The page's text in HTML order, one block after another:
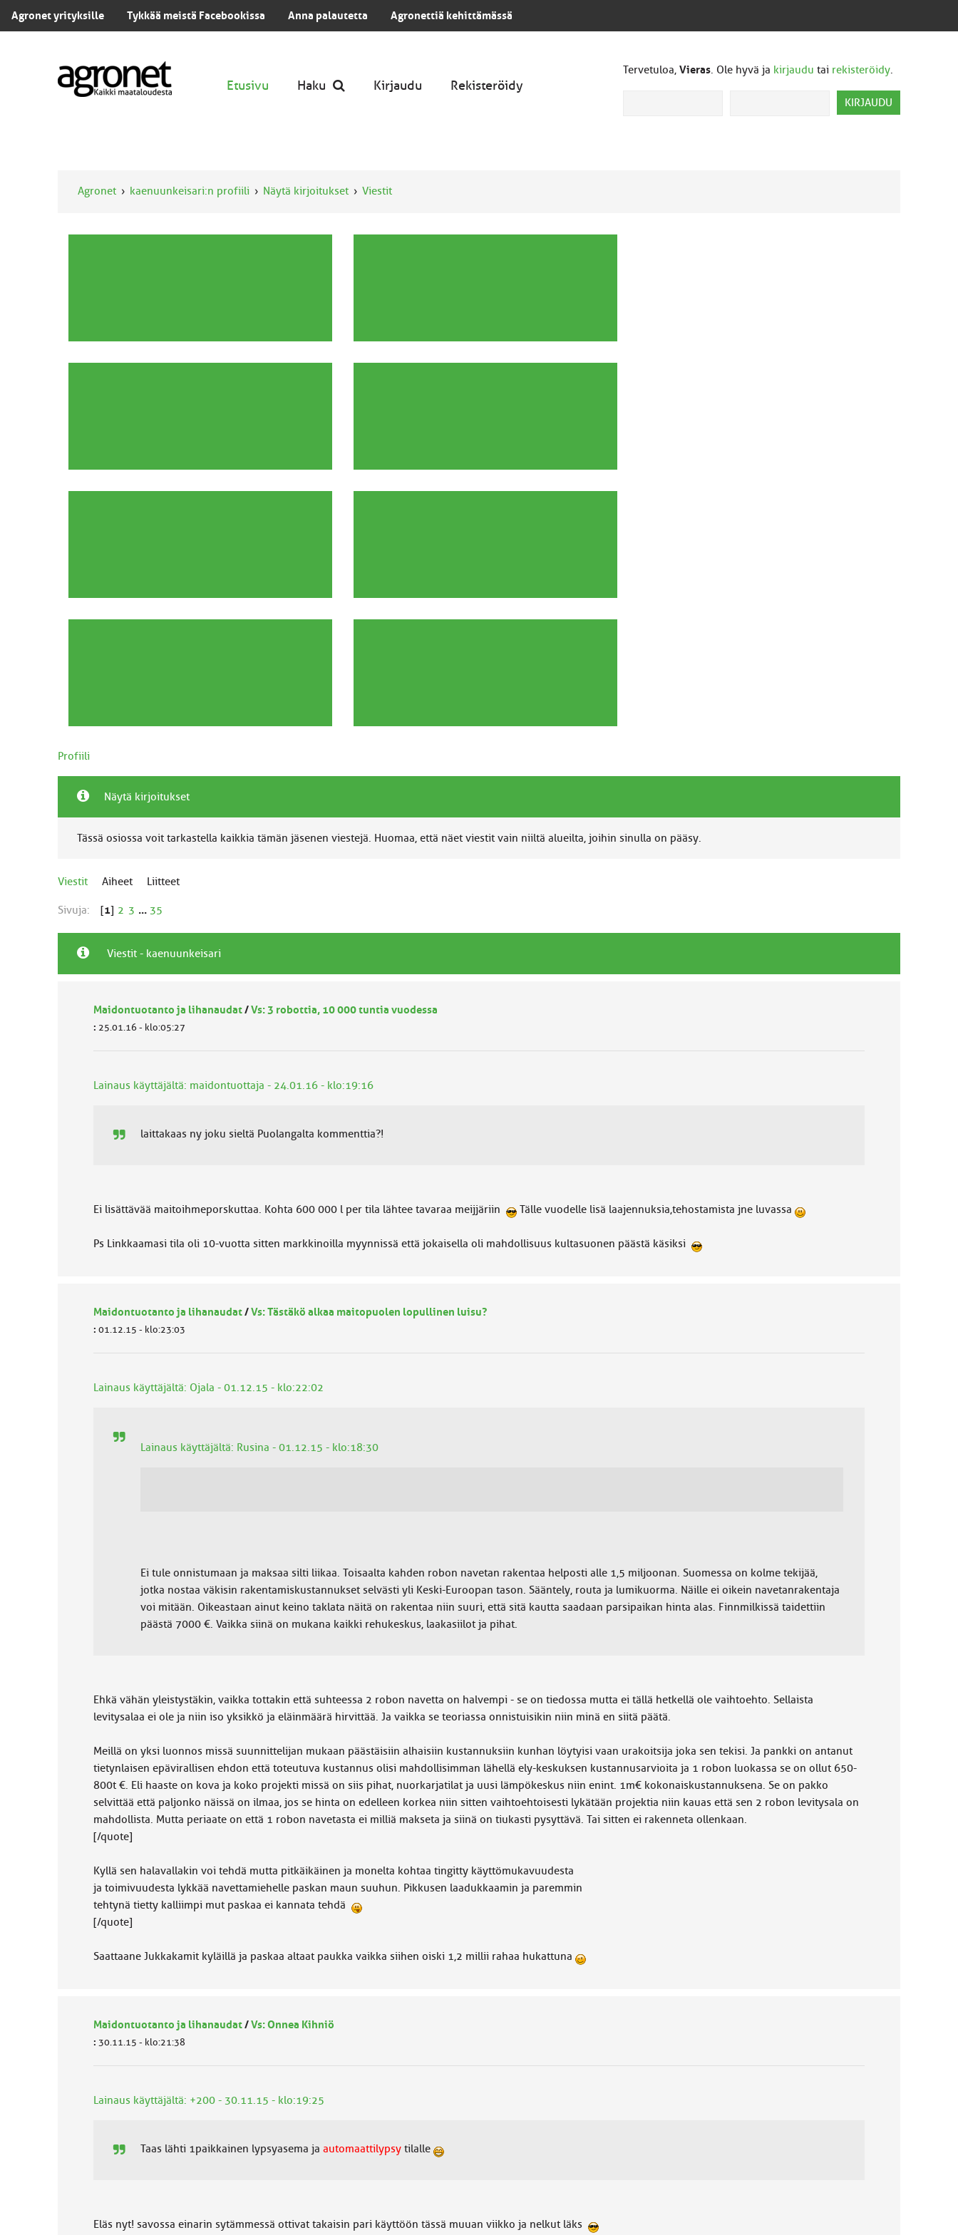
Agronet yrityksille Tykkää meistä Facebookissa Anna palautetta Agronettiä kehittämässä
Tervetuloa,Vieras. Ole hyvä ja kirjaudu tai rekisteröidy.
Etusivu Haku Kirjaudu Rekisteröidy
Agronet kaenuunkeisari:n profiili Näytä kirjoitukset Viestit
Profiili
Näytä kirjoitukset
Tässä osiossa voit tarkastella kaikkia tämän jäsenen viestejä. Huomaa, että näet viestit vain niiltä alueilta, joihin sinulla on pääsy.
Viestit Aiheet Liitteet
Sivuja: [1] 2 3 ... 35
Viestit - kaenuunkeisari
Maidontuotanto ja lihanaudat/Vs: 3 robottia, 10 000 tuntia vuodessa
: 25.01.16 - klo:05:27
Lainaus käyttäjältä: maidontuottaja - 24.01.16 - klo:19:16
laittakaas ny joku sieltä Puolangalta kommenttia?!
Ei lisättävää maitoihmeporskuttaa. Kohta 600 000 l per tila lähtee tavaraa meijjäriin Tälle vuodelle lisä laajennuksia,tehostamista jne luvassa
Ps Linkkaamasi tila oli 10-vuotta sitten markkinoilla myynnissä että jokaisella oli mahdollisuus kultasuonen päästä käsiksi
Maidontuotanto ja lihanaudat/Vs: Tästäkö alkaa maitopuolen lopullinen luisu?
: 01.12.15 - klo:23:03
Lainaus käyttäjältä: Ojala - 01.12.15 - klo:22:02
Lainaus käyttäjältä: Rusina - 01.12.15 - klo:18:30
Ei tule onnistumaan ja maksaa silti liikaa. Toisaalta kahden robon navetan rakentaa helposti alle 1,5 miljoonan. Suomessa on kolme tekijää,
jotka nostaa väkisin rakentamiskustannukset selvästi yli Keski-Euroopan tason. Sääntely, routa ja lumikuorma. Näille ei oikein navetanrakentaja
voi mitään. Oikeastaan ainut keino taklata näitä on rakentaa niin suuri, että sitä kautta saadaan parsipaikan hinta alas. Finnmilkissä taidettiin
päästä 7000 €. Vaikka siinä on mukana kaikki rehukeskus, laakasiilot ja pihat.
Ehkä vähän yleistystäkin, vaikka tottakin että suhteessa 2 robon navetta on halvempi - se on tiedossa mutta ei tällä hetkellä ole vaihtoehto. Sellaista
levitysalaa ei ole ja niin iso yksikkö ja eläinmäärä hirvittää. Ja vaikka se teoriassa onnistuisikin niin minä en siitä päätä.
Meillä on yksi luonnos missä suunnittelijan mukaan päästäisiin alhaisiin kustannuksiin kunhan löytyisi vaan urakoitsija joka sen tekisi. Ja pankki on antanut
tietynlaisen epävirallisen ehdon että toteutuva kustannus olisi mahdollisimman lähellä ely-keskuksen kustannusarvioita ja 1 robon luokassa se on ollut 650-
800t €. Eli haaste on kova ja koko projekti missä on siis pihat, nuorkarjatilat ja uusi lämpökeskus niin enint. 1m€ kokonaiskustannuksena. Se on pakko
selvittää että paljonko näissä on ilmaa, jos se hinta on edelleen korkea niin sitten vaihtoehtoisesti lykätään projektia niin kauas että sen 2 robon levitysala on
mahdollista. Mutta periaate on että 1 robon navetasta ei milliä makseta ja siinä on tiukasti pysyttävä. Tai sitten ei rakenneta ollenkaan.
[/quote]
Kyllä sen halavallakin voi tehdä mutta pitkäikäinen ja monelta kohtaa tingitty käyttömukavuudesta
ja toimivuudesta lykkää navettamiehelle paskan maun suuhun. Pikkusen laadukkaamin ja paremmin
tehtynä tietty kalliimpi mut paskaa ei kannata tehdä
[/quote]
Saattaane Jukkakamit kyläillä ja paskaa altaat paukka vaikka siihen oiski 1,2 millii rahaa hukattuna
Maidontuotanto ja lihanaudat/Vs: Onnea Kihniö
: 30.11.15 - klo:21:38
Lainaus käyttäjältä: +200 - 30.11.15 - klo:19:25
Taas lähti 1paikkainen lypsyasema ja automaattilypsytilalle
Eläs nyt! savossa einarin sytämmessä ottivat takaisin pari käyttöön tässä muuan viikko ja nelkut läks